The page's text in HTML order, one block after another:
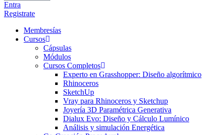
Entra
Registrate
Membresías
Cursos
Cápsulas
Módulos
Cursos Completos
Experto en Grasshopper: Diseño algorítmico
Rhinoceros
SketchUp
Vray para Rhinoceros y Sketchup
Joyería 3D Paramétrica Generativa
Dialux Evo: Diseño y Cálculo Lumínico
Análisis y simulación Energética​